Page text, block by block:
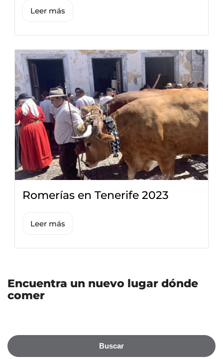
Leer más
Romerías en Tenerife 2023
Leer más
Encuentra un nuevo lugar dónde
comer
Buscar